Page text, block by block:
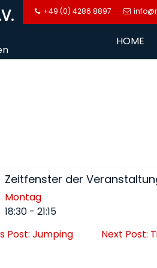
+49 (0) 4286 8897
HOME
Zeitfenster der
Montag
18:30 - 21:15
Post: Jumping
Next Post: